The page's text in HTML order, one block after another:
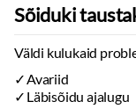
Sõiduki
Väldi kulukaid
Avariid
Läbisõidu ajalugu